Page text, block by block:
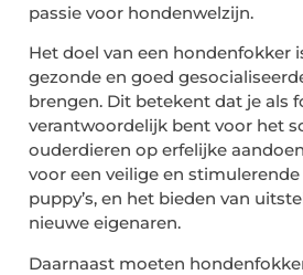
passie voor hondenwelzijn.
Het doel van een hondenfokker
gezonde en goed
brengen. Dit betekent dat je als
verantwoordelijk bent voor het
ouderdieren op erfelijke
voor een veilige en
puppy’s, en het bieden van
nieuwe eigenaren.
Daarnaast moeten